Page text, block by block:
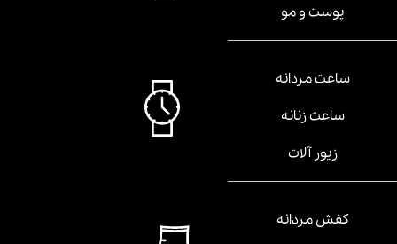
پوست و مو
ساعت مردانه
ساعت زنانه
زیور آلات
کفش مردانه